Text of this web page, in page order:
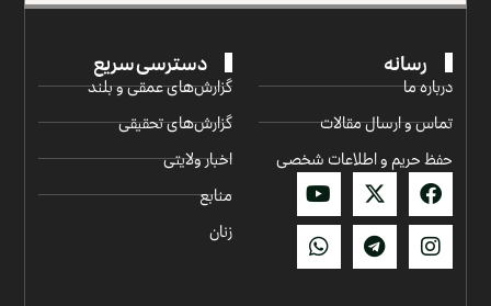
رسانه
درباره ما
تماس و ارسال مقالات
حفظ حریم و اطلاعات شخصی
دسترسی سریع
گزارش‌‌های عمقی و بلند
گزارش‌های تحقیقی
اخبار ولایتی
منابع
زنان